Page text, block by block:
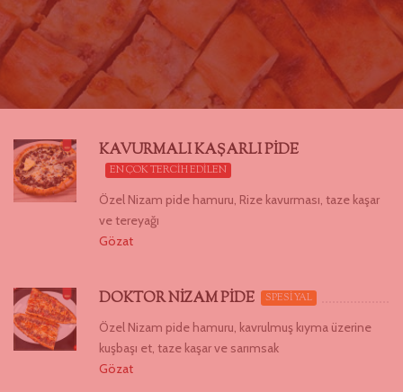
KAVURMALI KAŞARLI PİDE
EN ÇOK TERCİH EDİLEN
Özel Nizam pide hamuru, Rize kavurması, taze kaşar
ve tereyağı
Gözat
DOKTOR NİZAM PİDE SPESİYAL
Özel Nizam pide hamuru, kavrulmuş kıyma üzerine
kuşbaşı et, taze kaşar ve sarımsak
Gözat